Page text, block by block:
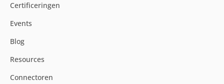
Certificeringen
Events
Blog
Resources
Connectoren